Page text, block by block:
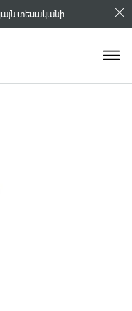
տեսականի